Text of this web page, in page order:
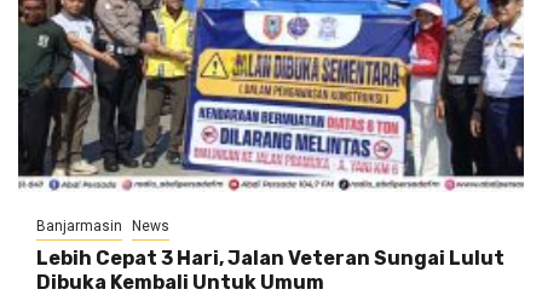
Banjarmasin News
Lebih Cepat 3 Hari, Jalan Veteran Sungai Lulut
Dibuka Kembali Untuk Umum